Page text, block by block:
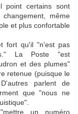
point certains sont
même
et plus confortable
fort qu'il "n'est pas
La Poste "est
et des plumes"
retenue (puisque le
parlent de
que "nous ne
un numéro